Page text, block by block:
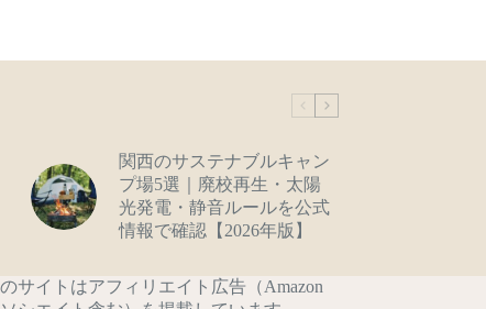
関西のサステナブルキャン
プ場5選｜廃校再生・太陽
光発電・静音ルールを公式
情報で確認【2026年版】
サイトはアフィリエイト広告（Amazon